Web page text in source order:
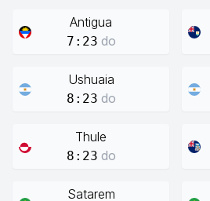
Antigua
7:23 do
Ushuaia
8:23 do
Thule
8:23 do
Satarem